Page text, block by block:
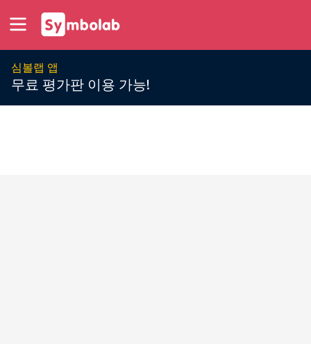
심볼랩 앱
무료 평가판 이용 가능!